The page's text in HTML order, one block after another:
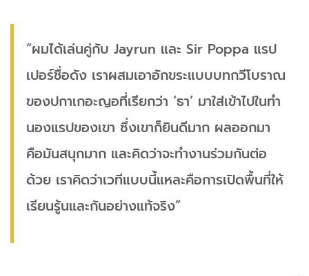
“ผมได้เล่นคู่กับ Jayrun และ Sir Poppa แรป
เปอร์ชื่อดัง เราผสมเอาอักขระแบบบทกวีโบราณ
ของปกาเกอะญอที่เรียกว่า ‘ธา’ มาใส่เข้าไปในทำ
นองแรปของเขา ซึ่งเขาก็ยินดีมาก ผลออกมา
คือมันสนุกมาก และคิดว่าจะทำงานร่วมกันต่อ
ด้วย เราคิดว่าเวทีแบบนี้แหละคือการเปิดพื้นที่ให้
เรียนรู้นและกันอย่างแท้จริง”